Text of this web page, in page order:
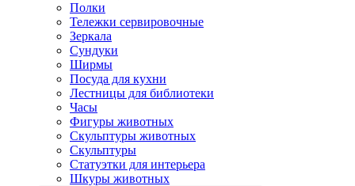
Полки
Тележки сервировочные
Зеркала
Сундуки
Ширмы
Посуда для кухни
Лестницы для библиотеки
Часы
Фигуры животных
Скульптуры животных
Скульптуры
Статуэтки для интерьера
Шкуры животных